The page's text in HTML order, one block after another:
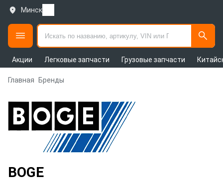
Минск
Акции Легковые запчасти Грузовые запчасти
Главная Бренды
BOGE